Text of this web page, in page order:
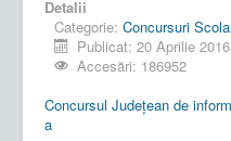
Detalii
Categorie: Concursuri
Publicat: 20 Aprilie 2016
Accesări: 186952
Concursul Județean de
a